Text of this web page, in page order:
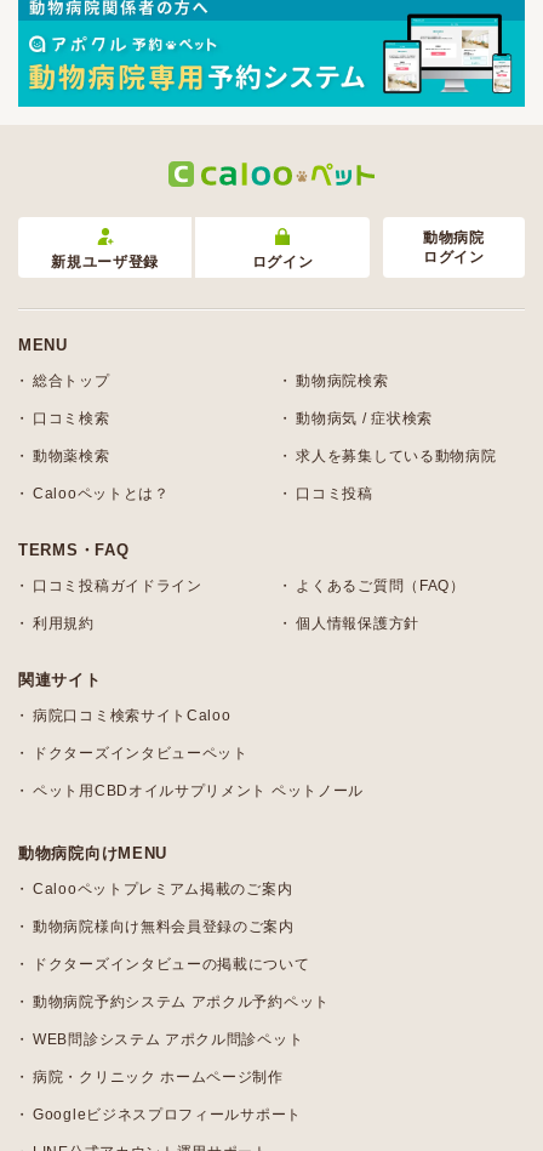
新規ユーザ登録 ログイン
動物病院
ログイン
MENU
総合トップ 動物病院検索
口コミ検索 動物病気 / 症状検索
動物薬検索 求人を募集している動物病院
Calooペットとは？ 口コミ投稿
TERMS・FAQ
口コミ投稿ガイドライン よくあるご質問（FAQ）
利用規約 個人情報保護方針
関連サイト
病院口コミ検索サイトCaloo
ドクターズインタビューペット
ペット用CBDオイルサプリメント ペットノール
動物病院向けMENU
Calooペットプレミアム掲載のご案内
動物病院様向け無料会員登録のご案内
ドクターズインタビューの掲載について
動物病院予約システム アポクル予約ペット
WEB問診システム アポクル問診ペット
病院・クリニック ホームページ制作
Googleビジネスプロフィールサポート